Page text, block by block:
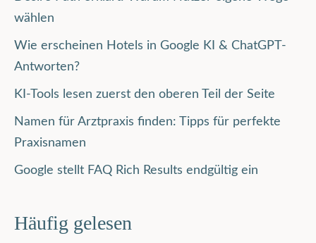
wählen
Wie erscheinen Hotels in Google KI & ChatGPT-
Antworten?
KI-Tools lesen zuerst den oberen Teil der Seite
Namen für Arztpraxis finden: Tipps für perfekte
Praxisnamen
Google stellt FAQ Rich Results endgültig ein
Häufig gelesen